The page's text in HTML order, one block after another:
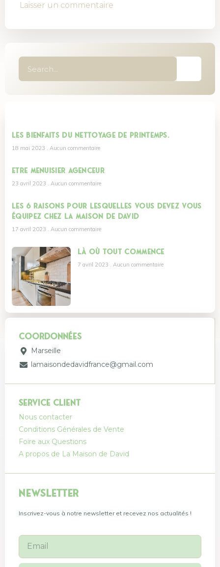
Les bienfaits du nettoyage de printemps.
18 mai 2023 Aucun commentaire
Etre menuisier agenceur
23 avril 2023 Aucun commentaire
Les 6 raisons pour lesquelles vous devez vous
équipez chez La Maison De David
17 avril 2023 Aucun commentaire
Là où tout commence
7 avril 2023 Aucun commentaire
coordonnées
Marseille
lamaisondedavidfrance@gmail.com
Service client
Nous contacter
Conditions Générales de Vente
Foire aux Questions
A propos de La Maison de David
Newsletter
Inscrivez-vous à notre newsletter et recevez nos actualités !